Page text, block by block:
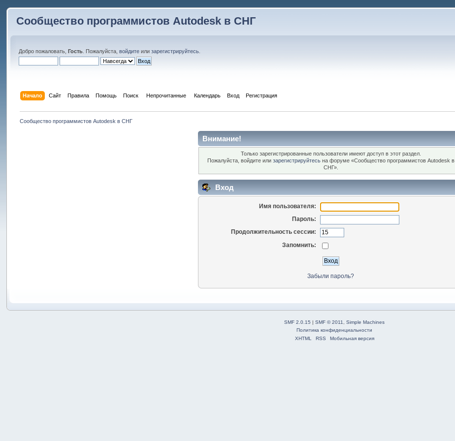
Сообщество программистов Autodesk в СНГ
Добро пожаловать,Гость . Пожалуйста,войдите илизарегистрируйтесь
Начало Сайт Правила Помощь Поиск Непрочитанные Календарь Вход Регистрация
Сообщество программистов Autodesk в СНГ
Внимание!
Только зарегистрированные пользователи имеют доступ в этот раздел.
Пожалуйста, войдите или зарегистрируйтесьна форуме «Сообщество программистов Autodesk в
СНГ».
Вход
Имя пользователя:
Пароль:
Продолжительность сессии:
Запомнить:
Забыли пароль?
SMF 2.0.15 |SMF © 2011 ,Simple Machines
Политика конфиденциальности
XHTML
RSS Мобильная версия